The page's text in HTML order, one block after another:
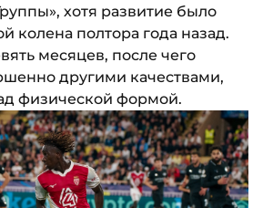
хотя развитие было
колена полтора года назад.
месяцев, после чего
другими качествами,
физической формой.